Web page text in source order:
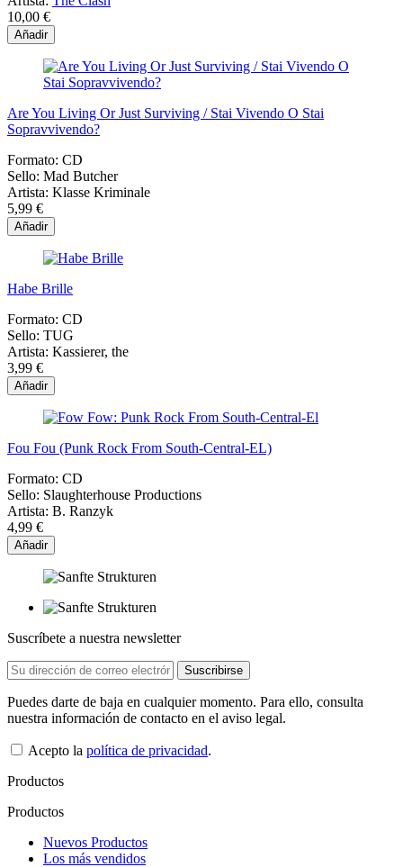
10,00 €
Añadir
Are You Living Or Just Surviving / Stai Vivendo O Stai
Sopravvivendo?
Formato: CD
Sello: Mad Butcher
Artista: Klasse Kriminale
5,99 €
Añadir
Habe Brille
Formato: CD
Sello: TUG
Artista: Kassierer, the
3,99 €
Añadir
Fou Fou (Punk Rock From South-Central-EL)
Formato: CD
Sello: Slaughterhouse Productions
Artista: B. Ranzyk
4,99 €
Añadir
Suscríbete a nuestra newsletter
Puedes darte de baja en cualquier momento. Para ello, consulta
nuestra información de contacto en el aviso legal.
Acepto la política de privacidad.
Productos
Productos
Nuevos Productos
Los más vendidos